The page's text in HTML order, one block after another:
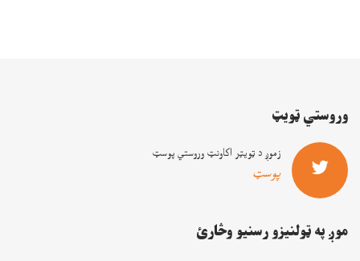
وروستي ټويټ
زموږ د ټويټر اکاونټ وروستي پوسټ
پوسټ
موږ په ټولنيزو رسنيو وڅارئ